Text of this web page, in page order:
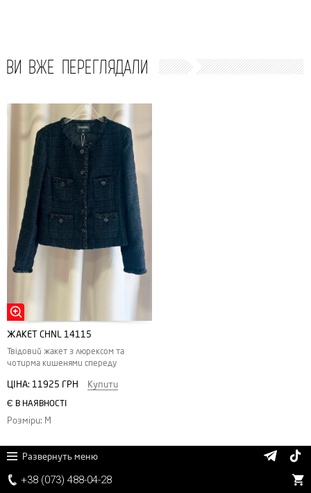
+38 (073) 488-04-28
ВИ ВЖЕ ПЕРЕГЛЯДАЛИ
ЖАКЕТ CHNL 14115
Твідовий жакет з люрексом та
чотирма кишенями спереду
ЦІНА: 11925 ГРН Купити
Є В НАЯВНОСТІ
Розміри: M
Развернуть меню